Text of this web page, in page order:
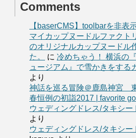
Comments
【baserCMS】toolbarを非表
マイカップヌードルファクト
のオリジナルカップヌードル
た。
に 冷めちゃう！ 横浜の
ュージアム』で雪かきをする
より
神話を巡る冒険＠鹿島神宮
春恒例の初詣2017 | favorite
ウェディングドレス/タキシー
より
ウェディングドレス/タキシー